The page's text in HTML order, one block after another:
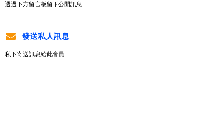
透過下方留言板留下公開訊息
發送私人訊息
私下寄送訊息給此會員